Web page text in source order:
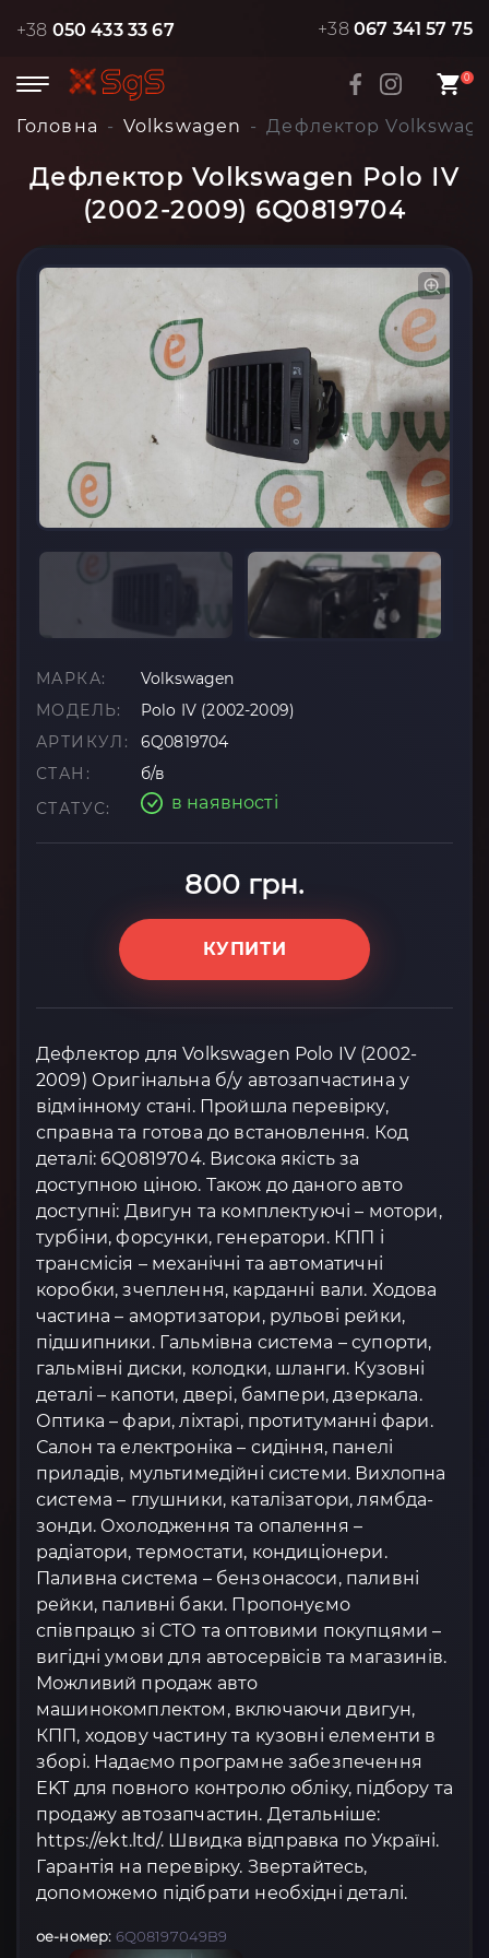
+38 050 433 33 67 +38 067 341 57 75
0
Головна Volkswagen Дефлектор
Дефлектор Volkswagen Polo IV
(2002-2009) 6Q0819704
МАРКА:
Volkswagen
МОДЕЛЬ:
Polo IV (2002-2009)
АРТИКУЛ:
6Q0819704
СТАН:
б/в
СТАТУС:
в наявності
800 грн.
КУПИТИ
Дефлектор для Volkswagen Polo IV (2002-
2009) Оригінальна б/у автозапчастина у
відмінному стані. Пройшла перевірку,
справна та готова до встановлення. Код
деталі: 6Q0819704. Висока якість за
доступною ціною. Також до даного авто
доступні: Двигун та комплектуючі – мотори,
турбіни, форсунки, генератори. КПП і
трансмісія – механічні та автоматичні
коробки, зчеплення, карданні вали. Ходова
частина – амортизатори, рульові рейки,
підшипники. Гальмівна система – супорти,
гальмівні диски, колодки, шланги. Кузовні
деталі – капоти, двері, бампери, дзеркала.
Оптика – фари, ліхтарі, протитуманні фари.
Салон та електроніка – сидіння, панелі
приладів, мультимедійні системи. Вихлопна
система – глушники, каталізатори, лямбда-
зонди. Охолодження та опалення –
радіатори, термостати, кондиціонери.
Паливна система – бензонасоси, паливні
рейки, паливні баки. Пропонуємо
співпрацю зі СТО та оптовими покупцями –
вигідні умови для автосервісів та магазинів.
Можливий продаж авто
машинокомплектом, включаючи двигун,
КПП, ходову частину та кузовні елементи в
зборі. Надаємо програмне забезпечення
EKT для повного контролю обліку, підбору та
продажу автозапчастин. Детальніше:
https://ekt.ltd/. Швидка відправка по Україні.
Гарантія на перевірку. Звертайтесь,
допоможемо підібрати необхідні деталі.
oe-номер: 6Q08197049B9